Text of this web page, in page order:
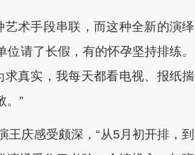
术手段串联，而这种全新的演绎
请了长假，有的怀孕坚持排练。
真实，我每天都看电视、报纸揣
。”
庆感受颇深，“从5月初开排，到